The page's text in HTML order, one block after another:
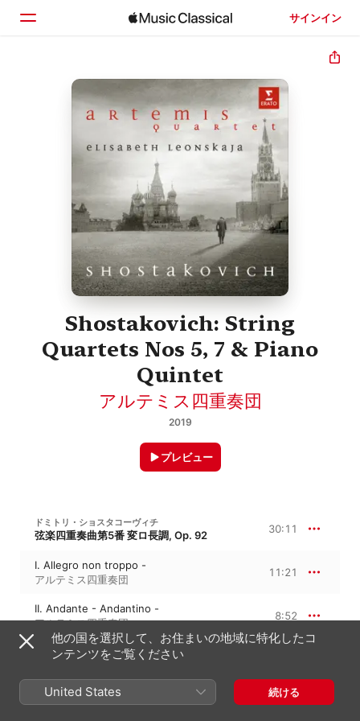
サインイン
ホーム
見つける
Shostakovich: String
Quartets Nos 5, 7 & Piano
Quintet
アルテミス四重奏団
2019
プレビュー
ドミトリ・ショスタコーヴィチ
弦楽四重奏曲第5番 変ロ長調, Op. 92 30:11
I. Allegro non troppo -
アルテミス四重奏団
11:21
II. Andante - Andantino -
アルテミス四重奏団
8:52
III. Moderato - Allegretto - Andante
ドミトリ・ショスタコーヴィチ
他の国を選択して、お住まいの地域に特化したコ
ンテンツをご覧ください
United States 続ける